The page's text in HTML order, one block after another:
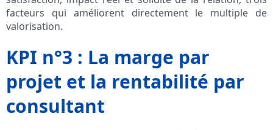
facteurs qui améliorent directement le multiple de
valorisation.
KPI n°3 : La marge par
projet et la rentabilité par
consultant